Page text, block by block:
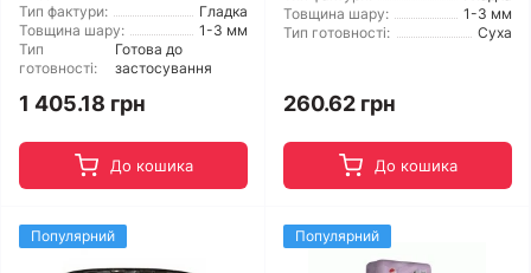
Тип фактури:
Гладка
Товщина шару:
1-3 мм
Тип
готовності:
Готова до
застосування
1 405.18 грн
До кошика
Товщина шару:
1-3 мм
Тип готовності:
Суха
260.62 грн
До кошика
Популярний Популярний